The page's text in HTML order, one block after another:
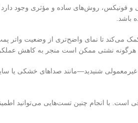
روش‌های ساده و مؤثری وجود دارد
باشد.
شما کمک می‌کند تا نمای واضح‌تری از وضعیت
هرگونه نشتی ممکن است منجر به کاهش
شنیدید—مانند صداهای خشکی یا
است. با انجام چنین تست‌هایی می‌توانید